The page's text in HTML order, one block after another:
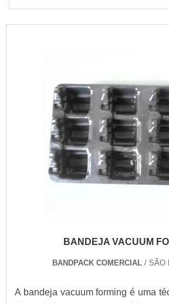
BANDEJA VACUUM
BANDPACK COMERCIAL / SÃO
A bandeja vacuum forming é uma